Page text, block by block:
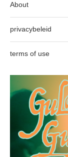
About
privacybeleid
terms of use